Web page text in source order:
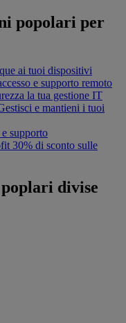
popolari per
ai tuoi dispositivi
e supporto remoto
la tua gestione IT
e mantieni i tuoi
supporto
30% di sconto sulle
divise